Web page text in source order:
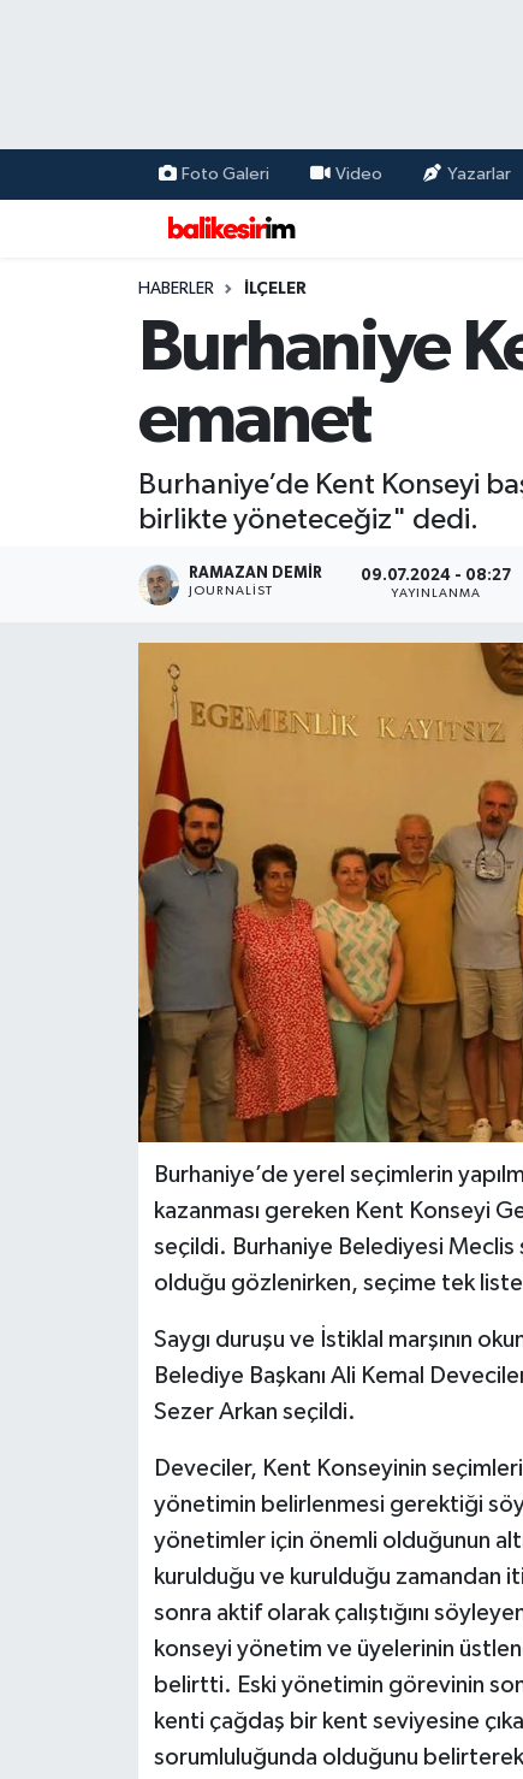
Foto Galeri Video Yazarlar
HABERLER İLÇELER
Burhaniye
emanet
Burhaniye’de Kent Konseyi
birlikte yöneteceğiz" dedi.
RAMAZAN DEMİR
JOURNALIST
09.07.2024 - 08:27
YAYINLANMA
Burhaniye’de yerel seçimlerin
kazanması gereken Kent Konseyi
seçildi. Burhaniye Belediyesi Meclis
olduğu gözlenirken, seçime tek
Saygı duruşu ve İstiklal marşının
Belediye Başkanı Ali Kemal
Sezer Arkan seçildi.
Deveciler, Kent Konseyinin
yönetimin belirlenmesi gerektiği
yönetimler için önemli olduğunun
kurulduğu ve kurulduğu zamandan
sonra aktif olarak çalıştığını
konseyi yönetim ve üyelerinin
belirtti. Eski yönetimin görevinin
kenti çağdaş bir kent seviyesine
sorumluluğunda olduğunu